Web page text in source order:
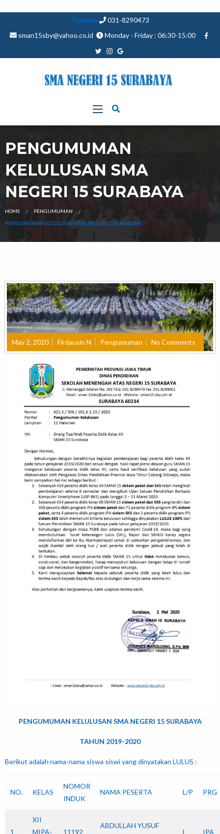
Telepon
031-8290473
sman15sby@yahoo.co.id
Monday - Friday : 06:30-15:00
PENGUMUMAN
KELULUSAN SMA
NEGERI 15 SURABAYA
HOME PENGUMUMAN
PENGUMUMAN KELULUSAN SMA NEGERI 15 SURABAYA
May 2, 2020 Firdausin N Pengumuman No Comments
PENGUMUMAN KELULUSAN SMA NEGERI 15 SURABAYA
TAHUN 2019-2020
Berikut adalah nama-nama siswa siswi yang dinyatakan LULUS :
NO. KELAS
NOMOR
INDUK
NAMA PESERTA L/P PRG
1
XII
MIPA-
11192
ABDULLAH YUSUF
L IPA